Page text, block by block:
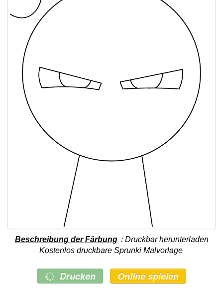
Beschreibung der Färbung : Druckbar herunterladen
Kostenlos druckbare Sprunki Malvorlage
Drucken Online spielen